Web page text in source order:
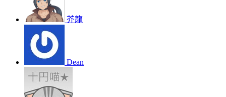
芥龍
Dean